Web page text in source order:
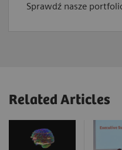
Sprawdź nasze
Related Articles